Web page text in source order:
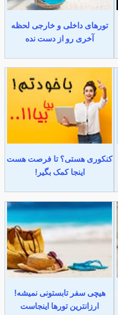
تورهای داخلی و خارجی لحظه
آخری رو از دست نده
کنکوری هستی؟ تا فرصت هست
اینجا کمک بگیر!
هیچی سفر تابستونی نمیشه!
ارزانترین تورها اینجاست